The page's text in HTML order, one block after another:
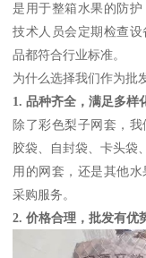
是用于整箱水果的防
技术人员会定期检查
品都符合行业标准。
为什么选择我们作为批
1. 品种齐全，满足多样
除了彩色梨子网套，我
胶袋、自封袋、卡头袋
用的网套，还是其他
采购服务。
2. 价格合理，批发有优